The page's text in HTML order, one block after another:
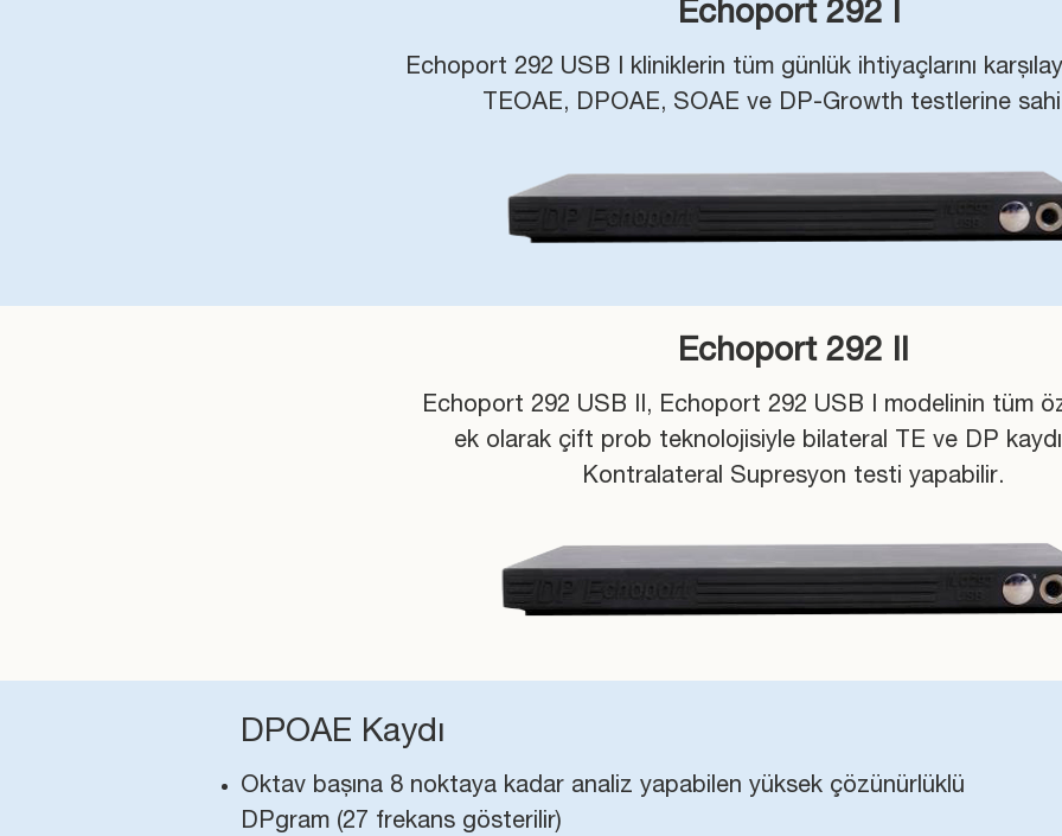
Echoport 292 I
Echoport 292 USB I kliniklerin tüm günlük ihtiyaçlarını
TEOAE, DPOAE, SOAE ve DP-Growth testlerine
Echoport 292 II
Echoport 292 USB II, Echoport 292 USB I modelinin tüm
ek olarak çift prob teknolojisiyle bilateral TE ve DP kaydı
Kontralateral Supresyon testi yapabilir.
DPOAE Kaydı
Oktav başına 8 noktaya kadar analiz yapabilen yüksek çözünürlüklü
DPgram (27 frekans gösterilir)